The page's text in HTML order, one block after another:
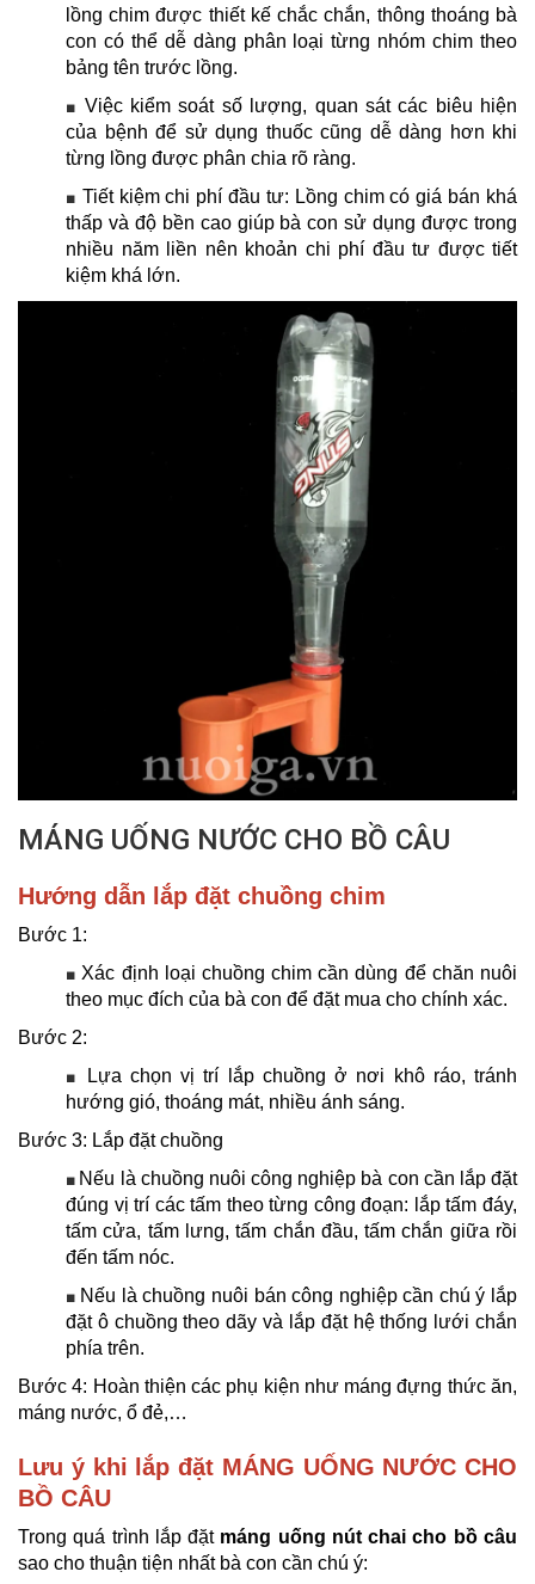
lồng chim được thiết kế chắc chắn, thông thoáng bà
con có thể dễ dàng phân loại từng nhóm chim theo
bảng tên trước lồng.
■ Việc kiểm soát số lượng, quan sát các biêu hiện
của bệnh để sử dụng thuốc cũng dễ dàng hơn khi
từng lồng được phân chia rõ ràng.
■ Tiết kiệm chi phí đầu tư: Lồng chim có giá bán khá
thấp và độ bền cao giúp bà con sử dụng được trong
nhiều năm liền nên khoản chi phí đầu tư được tiết
kiệm khá lớn.
MÁNG UỐNG NƯỚC CHO BỒ CÂU
Hướng dẫn lắp đặt chuồng chim
Bước 1:
■ Xác định loại chuồng chim cần dùng để chăn nuôi
theo mục đích của bà con để đặt mua cho chính xác.
Bước 2:
■
Lựa chọn vị trí lắp chuồng ở nơi khô ráo, tránh
hướng gió, thoáng mát, nhiều ánh sáng.
Bước 3: Lắp đặt chuồng
■ Nếu là chuồng nuôi công nghiệp bà con cần lắp đặt
đúng vị trí các tấm theo từng công đoạn: lắp tấm đáy,
tấm cửa, tấm lưng, tấm chắn đầu, tấm chắn giữa rồi
đến tấm nóc.
■ Nếu là chuồng nuôi bán công nghiệp cần chú ý lắp
đặt ô chuồng theo dãy và lắp đặt hệ thống lưới chắn
phía trên.
Bước 4: Hoàn thiện các phụ kiện như máng đựng thức ăn,
máng nước, ổ đẻ,…
Lưu ý khi lắp đặt MÁNG UỐNG NƯỚC CHO
BỒ CÂU
Trong quá trình lắp đặt máng uống nút chai cho bồ câu
sao cho thuận tiện nhất bà con cần chú ý: